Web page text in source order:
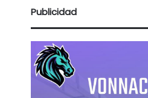
Publicidad